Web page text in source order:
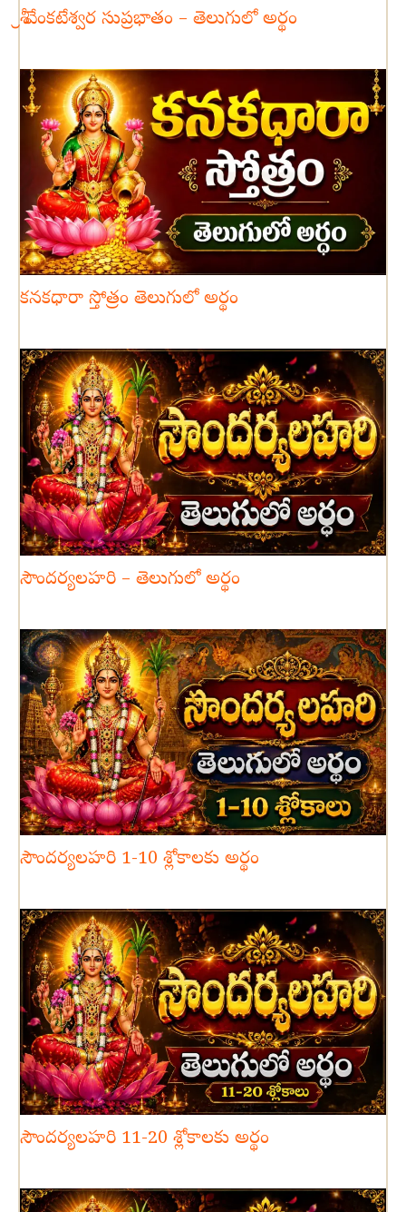
శ్రీ వేంకటేశ్వర సుప్రభాతం – తెలుగులో అర్థం
కనకధారా స్తోత్రం తెలుగులో అర్థం
సౌందర్యలహరి – తెలుగులో అర్థం
సౌందర్యలహరి 1-10 శ్లోకాలకు అర్థం
సౌందర్యలహరి 11-20 శ్లోకాలకు అర్థం